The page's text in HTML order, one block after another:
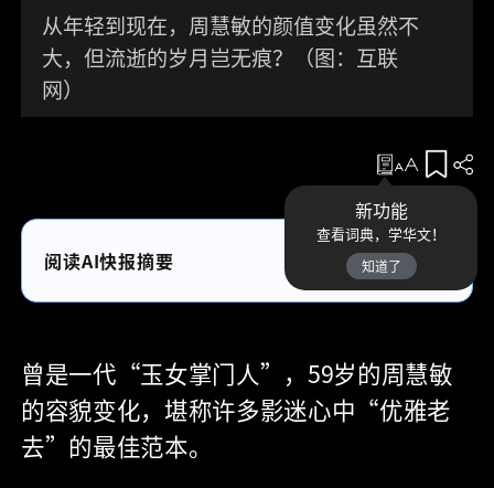
从年轻到现在，周慧敏的颜值变化虽然不
大，但流逝的岁月岂无痕？（图：互联
网）
新功能
查看词典，学华文！
知道了
收藏
阅读AI快报摘要
曾是一代“玉女掌门人”，59岁的周慧敏
的容貌变化，堪称许多影迷心中“优雅老
去”的最佳范本。